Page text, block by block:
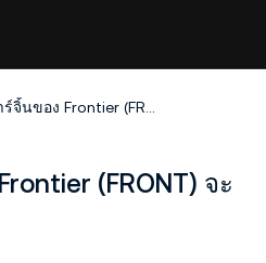
บริการมาร์จิ้นของ Frontier (FRONT) จะถูกปิดชั่วคราว!
(FRONT) จะ